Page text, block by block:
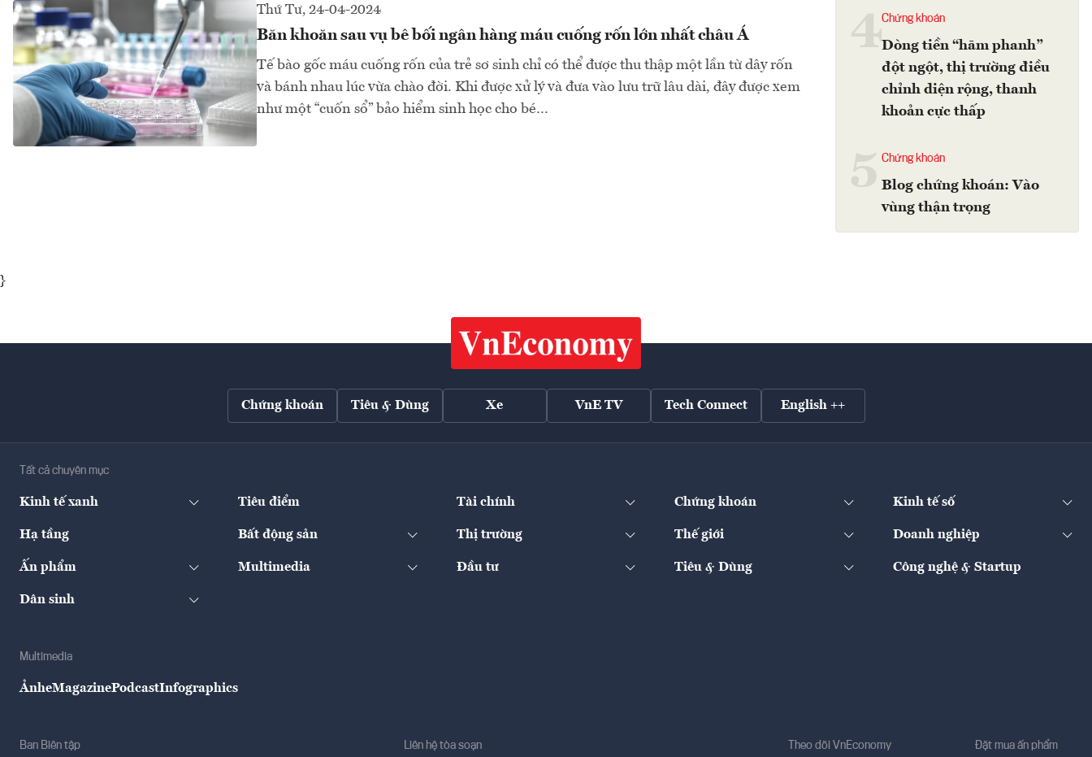
Thứ Tư, 24-04-2024
Băn khoăn sau vụ bê bối ngân hàng máu cuống rốn lớn nhất châu Á
Tế bào gốc máu cuống rốn của trẻ sơ sinh chỉ có thể được thu thập một lần từ dây rốn
và bánh nhau lúc vừa chào đời. Khi được xử lý và đưa vào lưu trữ lâu dài, đây được xem
như một “cuốn sổ” bảo hiểm sinh học cho bé…
4Chứng khoán
Dòng tiền “hãm phanh”
đột ngột, thị trường điều
chỉnh diện rộng, thanh
khoản cực thấp
Chứng khoán
Blog chứng khoán: Vào
vùng thận trọng
}
Chứng khoán Tiêu & Dùng Xe VnE TV Tech Connect English ++
Tất cả chuyên mục
Kinh tế xanh Tiêu điểm Tài chính Chứng khoán Kinh tế số
Hạ tầng Bất động sản Thị trường Thế giới Doanh nghiệp
Ấn phẩm Multimedia Đầu tư Tiêu & Dùng Công nghệ & Startup
Dân sinh
Multimedia
ẢnheMagazinePodcastInfographics
Ban Biên tập Liên hệ tòa soạn Theo dõi VnEconomy Đặt mua ấn phẩm